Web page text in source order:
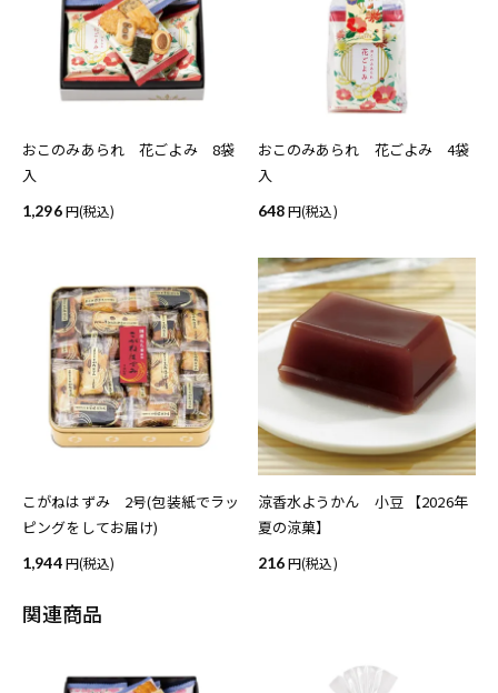
おこのみあられ 花ごよみ 8袋
入
1,296 (税込)
おこのみあられ 花ごよみ 4袋
入
648 (税込)
こがねはずみ 2号(包装紙でラッ
ピングをしてお届け)
1,944 (税込)
涼香水ようかん 小豆 【2026年
夏の涼菓】
216 (税込)
関連商品